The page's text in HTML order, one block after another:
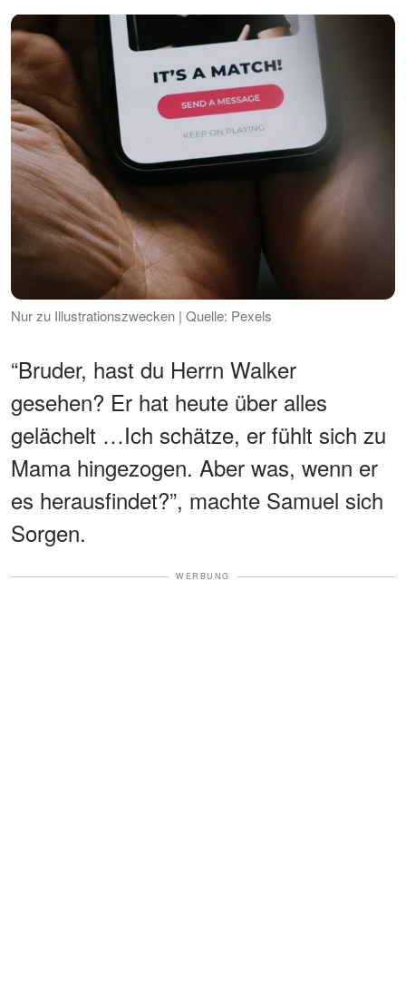
Nur zu Illustrationszwecken | Quelle: Pexels
“Bruder, hast du Herrn Walker
gesehen? Er hat heute über alles
gelächelt …Ich schätze, er fühlt sich zu
Mama hingezogen. Aber was, wenn er
es herausfindet?”, machte Samuel sich
Sorgen.
WERBUNG